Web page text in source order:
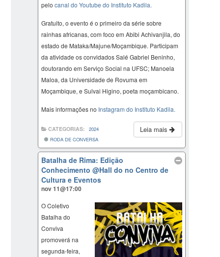
pelocanal do Youtube do Instituto Kadila.
Gratuito, o evento é o primeiro da série sobre
rainhas africanas, com foco em Abibi Achivanjila, do
estado de Mataka/Majune/Moçambique. Participam
da atividade os convidados Salé Gabriel Beninho,
doutorando em Serviço Social na UFSC; Manoela
Maloa, da Universidade de Rovuma em
Moçambique, e Sulvai Higino, poeta moçambicano.
Mais informações no Instagram do Instituto Kadila.
Leia mais
CATEGORIAS:
2024
RODA DE CONVERSA
Batalha de Rima: Edição
Conhecimento@Hall do no Centro de
Cultura e Eventos
nov 11@17:00
O Coletivo
Batalha do
Conviva
promoverá na
segunda-feira,